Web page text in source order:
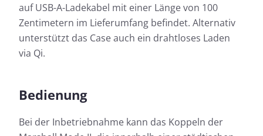
auf USB-A-Ladekabel mit einer Länge von 100
Zentimetern im Lieferumfang befindet. Alternativ
unterstützt das Case auch ein drahtloses Laden
via Qi.
Bedienung
Bei der Inbetriebnahme kann das Koppeln der